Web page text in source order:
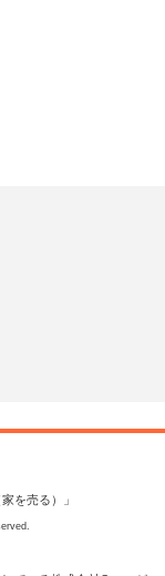
を売る）」